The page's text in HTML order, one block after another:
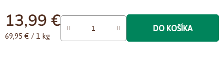
13,99 €
Jednotková cena:
69,95 € / 1 kg
DO KOŠÍKA